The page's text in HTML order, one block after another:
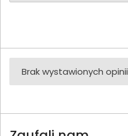
Brak wystawionych opinii